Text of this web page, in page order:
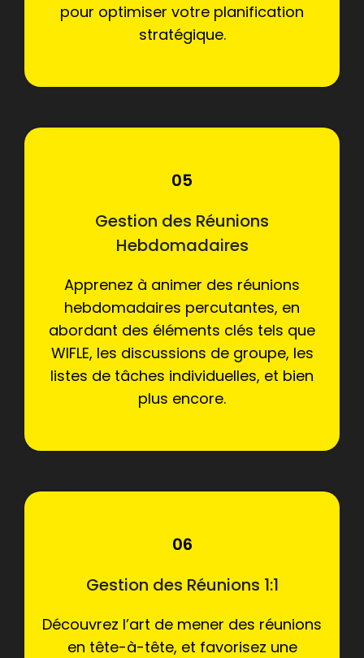
pour optimiser votre planification
stratégique.
05
Gestion des Réunions
Hebdomadaires
Apprenez à animer des réunions
hebdomadaires percutantes, en
abordant des éléments clés tels que
WIFLE, les discussions de groupe, les
listes de tâches individuelles, et bien
plus encore.
06
Gestion des Réunions 1:1
Découvrez l’art de mener des réunions
en tête-à-tête, et favorisez une